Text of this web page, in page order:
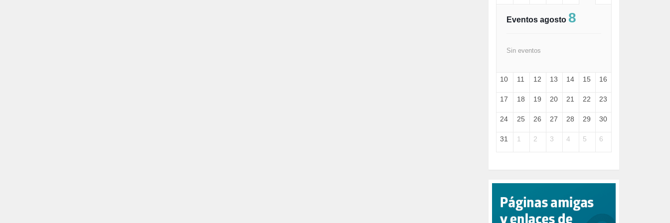
FELICIDAD (1)
FRANCISCO (5)
HUGO ZÁRATE (30)
I A (2)
INDEPENDENCIA (15)
INTELIGENCIA ARTIFICIAL (1)
JANE GOODDALL (1)
JAZZ (1)
JÓVENES (28)
JUSTICIA (13)
Eventos agosto 8
Sin eventos
10 11 12 13 14 15 16
17 18 19 20 21 22 23
24 25 26 27 28 29 30
31 1 2 3 4 5 6